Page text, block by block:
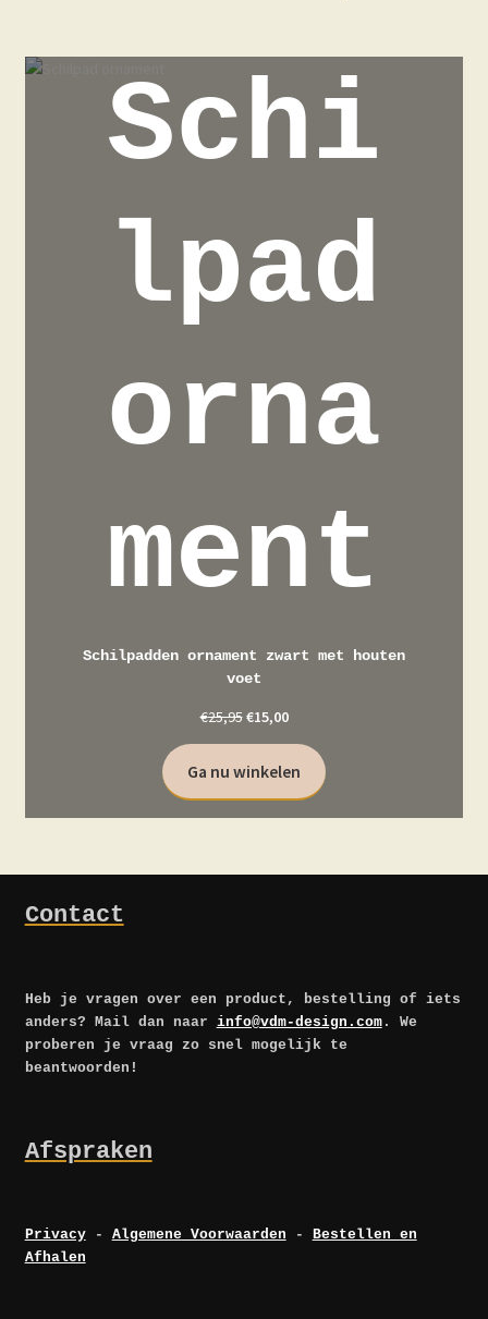
Schi
lpad
orna
ment
Schilpadden ornament zwart met houten
voet
€25,95€15,00
Ga nu winkelen
Contact
Heb je vragen over een product, bestelling of iets
anders? Mail dan naar info@vdm-design.com. We
proberen je vraag zo snel mogelijk te
beantwoorden!
Afspraken
Privacy- Algemene Voorwaarden - Bestellen en
Afhalen